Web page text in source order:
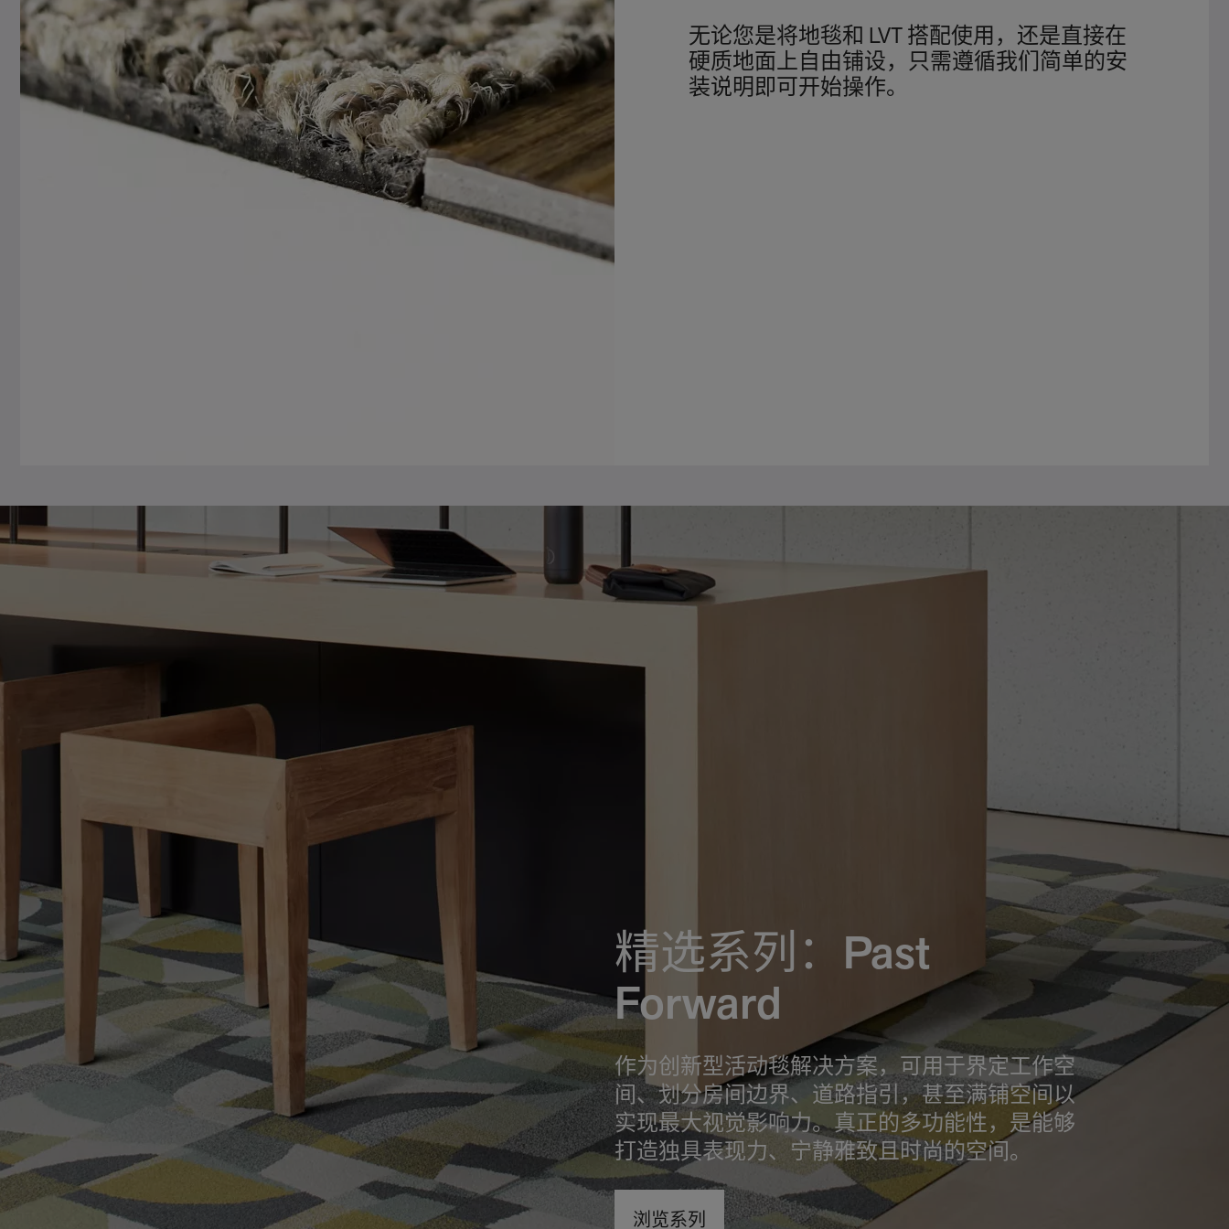
无论您是将地毯和 LVT 搭配使用，还是直接在
硬质地面上自由铺设，只需遵循我们简单的安
装说明即可开始操作。
精选系列：Past
Forward
作为创新型活动毯解决方案，可用于界定工作空
间、划分房间边界、道路指引，甚至满铺空间以
实现最大视觉影响力。真正的多功能性，是能够
打造独具表现力、宁静雅致且时尚的空间。
浏览系列